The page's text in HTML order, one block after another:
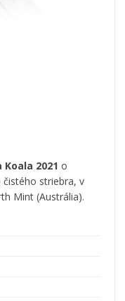
2021 o
striebra, v
Mint (Austrália).